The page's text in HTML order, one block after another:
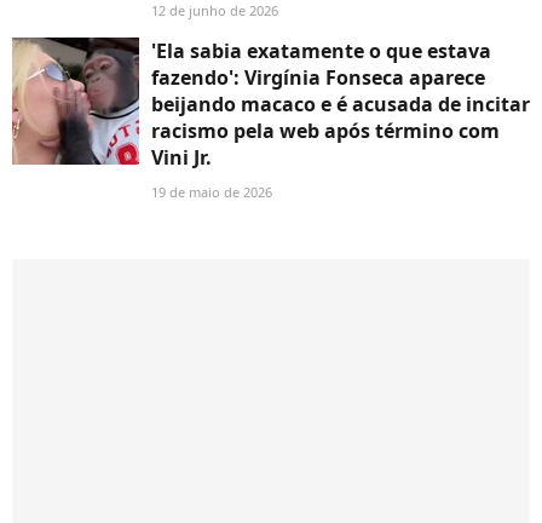
12 de junho de 2026
'Ela sabia exatamente o que estava
fazendo': Virgínia Fonseca aparece
beijando macaco e é acusada de incitar
racismo pela web após término com
Vini Jr.
19 de maio de 2026